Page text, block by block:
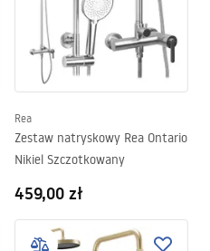
Rea
Zestaw natryskowy Rea Ontario
Nikiel Szczotkowany
459,00 zł